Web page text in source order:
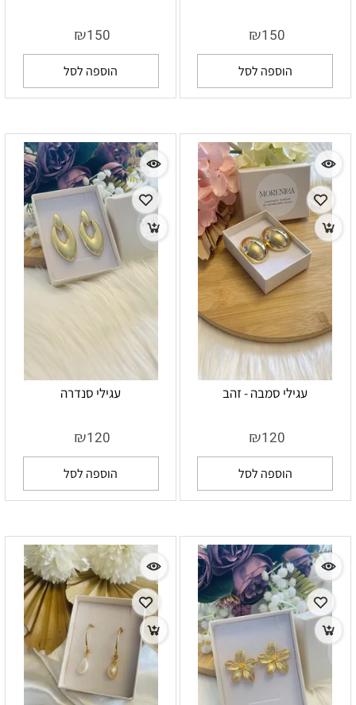
₪150
הוספה לסל
₪150
הוספה לסל
עגילי סמבה - זהב
₪120
הוספה לסל
עגילי סנדרה
₪120
הוספה לסל